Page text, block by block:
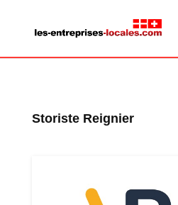
Storiste Reignier